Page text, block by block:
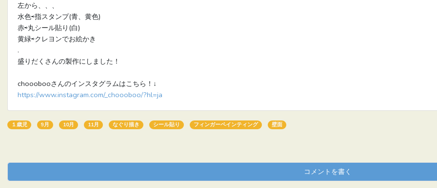
左から、、、
水色⇨指スタンプ(青、黄色)
赤⇨丸シール貼り(白)
黄緑⇨クレヨンでお絵かき
.
盛りだくさんの製作にしました！
chooobooさんのインスタグラムはこちら！↓
https://www.instagram.com/_choooboo/?hl=ja
１歳児 9月 10月 11月 なぐり描き シール貼り フィンガーペインティング 壁面
コメントを書く